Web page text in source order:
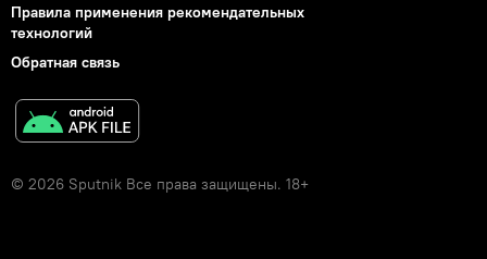
Правила применения рекомендательных
технологий
Обратная связь
© 2026 Sputnik Все права защищены. 18+